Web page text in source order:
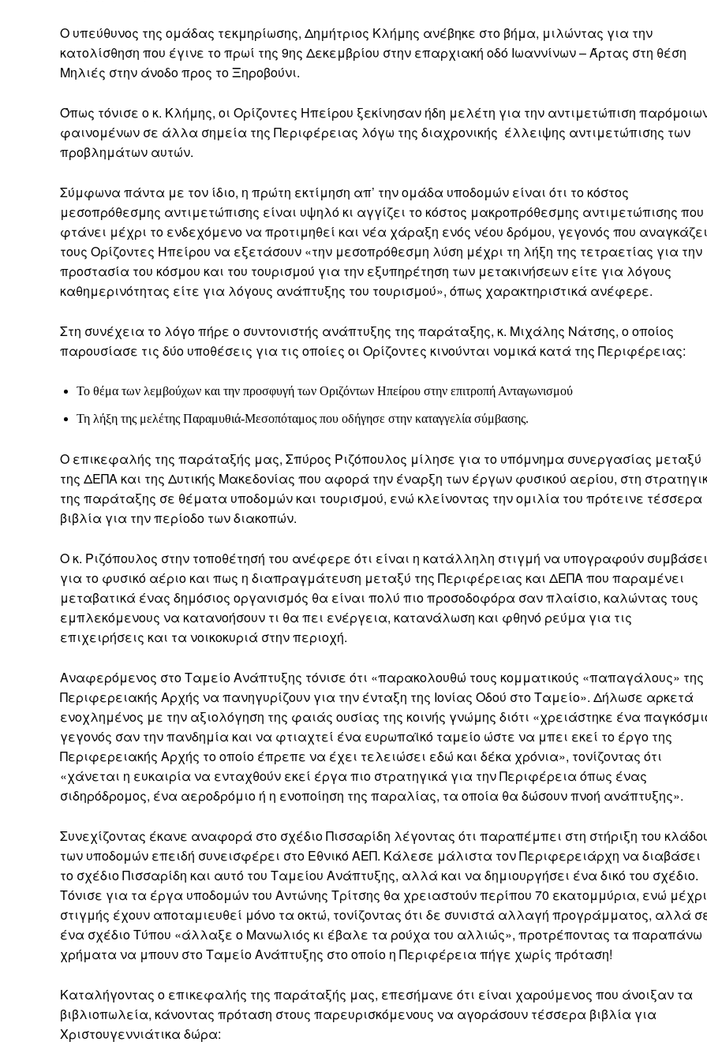
Ο υπεύθυνος της ομάδας τεκμηρίωσης, Δημήτριος Κλήμης ανέβηκε στο βήμα, μιλώντας για την
κατολίσθηση που έγινε το πρωί της 9ης Δεκεμβρίου στην επαρχιακή οδό Ιωαννίνων – Άρτας στη θέση
Μηλιές στην άνοδο προς το Ξηροβούνι.
Όπως τόνισε ο κ. Κλήμης, οι Ορίζοντες Ηπείρου ξεκίνησαν ήδη μελέτη για την αντιμετώπιση
φαινομένων σε άλλα σημεία της Περιφέρειας λόγω της διαχρονικής έλλειψης αντιμετώπισης των
προβλημάτων αυτών.
Σύμφωνα πάντα με τον ίδιο, η πρώτη εκτίμηση απ’ την ομάδα υποδομών είναι ότι το κόστος
μεσοπρόθεσμης αντιμετώπισης είναι υψηλό κι αγγίζει το κόστος μακροπρόθεσμης αντιμετώπισης που
φτάνει μέχρι το ενδεχόμενο να προτιμηθεί και νέα χάραξη ενός νέου δρόμου, γεγονός που αναγκάζει
τους Ορίζοντες Ηπείρου να εξετάσουν «την μεσοπρόθεσμη λύση μέχρι τη λήξη της τετραετίας για την
προστασία του κόσμου και του τουρισμού για την εξυπηρέτηση των μετακινήσεων είτε για λόγους
καθημερινότητας είτε για λόγους ανάπτυξης του τουρισμού», όπως χαρακτηριστικά ανέφερε.
Στη συνέχεια το λόγο πήρε ο συντονιστής ανάπτυξης της παράταξης, κ. Μιχάλης Νάτσης, ο οποίος
παρουσίασε τις δύο υποθέσεις για τις οποίες οι Ορίζοντες κινούνται νομικά κατά της Περιφέρειας:
Το θέμα των λεμβούχων και την προσφυγή των Οριζόντων Ηπείρου στην επιτροπή Ανταγωνισμού
Τη λήξη της μελέτης Παραμυθιά-Μεσοπόταμος που οδήγησε στην καταγγελία σύμβασης.
Ο επικεφαλής της παράταξής μας, Σπύρος Ριζόπουλος μίλησε για το υπόμνημα συνεργασίας μεταξύ
της ΔΕΠΑ και της Δυτικής Μακεδονίας που αφορά την έναρξη των έργων φυσικού αερίου, στη
της παράταξης σε θέματα υποδομών και τουρισμού, ενώ κλείνοντας την ομιλία του πρότεινε τέσσερα
βιβλία για την περίοδο των διακοπών.
Ο κ. Ριζόπουλος στην τοποθέτησή του ανέφερε ότι είναι η κατάλληλη στιγμή να υπογραφούν
για το φυσικό αέριο και πως η διαπραγμάτευση μεταξύ της Περιφέρειας και ΔΕΠΑ που παραμένει
μεταβατικά ένας δημόσιος οργανισμός θα είναι πολύ πιο προσοδοφόρα σαν πλαίσιο, καλώντας τους
εμπλεκόμενους να κατανοήσουν τι θα πει ενέργεια, κατανάλωση και φθηνό ρεύμα για τις
επιχειρήσεις και τα νοικοκυριά στην περιοχή.
Αναφερόμενος στο Ταμείο Ανάπτυξης τόνισε ότι «παρακολουθώ τους κομματικούς «παπαγάλους» της
Περιφερειακής Αρχής να πανηγυρίζουν για την ένταξη της Ιονίας Οδού στο Ταμείο». Δήλωσε αρκετά
ενοχλημένος με την αξιολόγηση της φαιάς ουσίας της κοινής γνώμης διότι «χρειάστηκε ένα
γεγονός σαν την πανδημία και να φτιαχτεί ένα ευρωπαϊκό ταμείο ώστε να μπει εκεί το έργο της
Περιφερειακής Αρχής το οποίο έπρεπε να έχει τελειώσει εδώ και δέκα χρόνια», τονίζοντας ότι
«χάνεται η ευκαιρία να ενταχθούν εκεί έργα πιο στρατηγικά για την Περιφέρεια όπως ένας
σιδηρόδρομος, ένα αεροδρόμιο ή η ενοποίηση της παραλίας, τα οποία θα δώσουν πνοή ανάπτυξης».
Συνεχίζοντας έκανε αναφορά στο σχέδιο Πισσαρίδη λέγοντας ότι παραπέμπει στη στήριξη του
των υποδομών επειδή συνεισφέρει στο Εθνικό ΑΕΠ. Κάλεσε μάλιστα τον Περιφερειάρχη να διαβάσει
το σχέδιο Πισσαρίδη και αυτό του Ταμείου Ανάπτυξης, αλλά και να δημιουργήσει ένα δικό του σχέδιο.
Τόνισε για τα έργα υποδομών του Αντώνης Τρίτσης θα χρειαστούν περίπου 70 εκατομμύρια, ενώ μέχρι
στιγμής έχουν αποταμιευθεί μόνο τα οκτώ, τονίζοντας ότι δε συνιστά αλλαγή προγράμματος, αλλά
ένα σχέδιο Τύπου «άλλαξε ο Μανωλιός κι έβαλε τα ρούχα του αλλιώς», προτρέποντας τα παραπάνω
χρήματα να μπουν στο Ταμείο Ανάπτυξης στο οποίο η Περιφέρεια πήγε χωρίς πρόταση!
Καταλήγοντας ο επικεφαλής της παράταξής μας, επεσήμανε ότι είναι χαρούμενος που άνοιξαν τα
βιβλιοπωλεία, κάνοντας πρόταση στους παρευρισκόμενους να αγοράσουν τέσσερα βιβλία για
Χριστουγεννιάτικα δώρα: